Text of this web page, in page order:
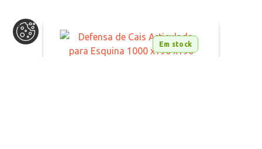
Em stock